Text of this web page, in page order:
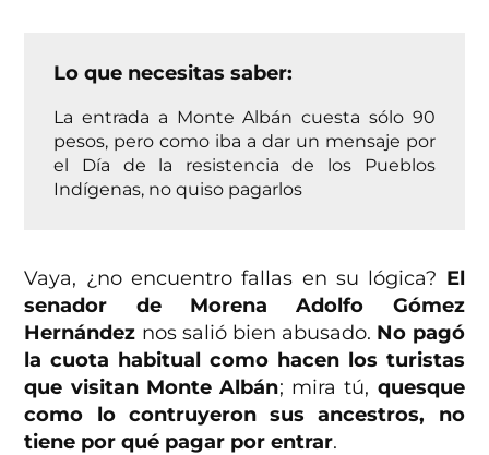
Lo que necesitas saber:
La entrada a Monte Albán cuesta sólo 90
pesos, pero como iba a dar un mensaje por
el Día de la resistencia de los Pueblos
Indígenas, no quiso pagarlos
Vaya, ¿no encuentro fallas en su lógica? El
senador de Morena Adolfo Gómez
Hernández nos salió bien abusado. No pagó
la cuota habitual como hacen los turistas
que visitan Monte Albán; mira tú, quesque
como lo contruyeron sus ancestros, no
tiene por qué pagar por entrar.